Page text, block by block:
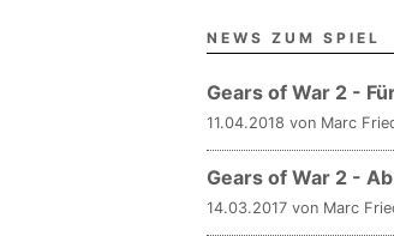
NEWS ZUM SPIEL
Gears of War 2 -
11.04.2018 von Marc
Gears of War 2 -
14.03.2017 von Marc